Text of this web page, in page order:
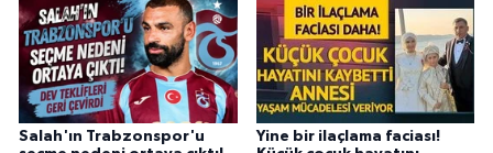
Salah'ın Trabzonspor'u
Yine bir ilaçlama faciası!